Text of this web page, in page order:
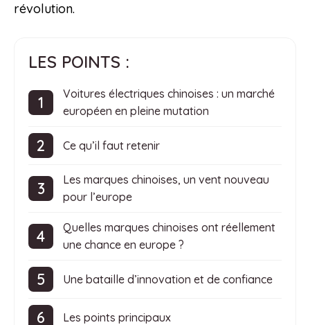
révolution.
LES POINTS :
Voitures électriques chinoises : un marché
européen en pleine mutation
Ce qu’il faut retenir
Les marques chinoises, un vent nouveau
pour l’europe
Quelles marques chinoises ont réellement
une chance en europe ?
Une bataille d’innovation et de confiance
Les points principaux